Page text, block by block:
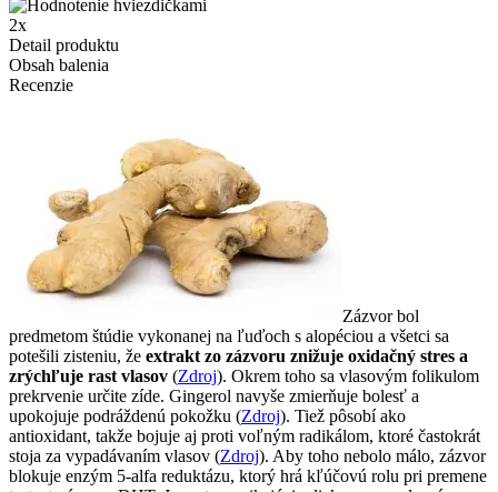
2x
Detail produktu
Obsah balenia
Recenzie
Zázvor bol
predmetom štúdie vykonanej na ľuďoch s alopéciou a všetci sa
potešili zisteniu, že extrakt zo zázvoru znižuje oxidačný stres a
zrýchľuje rast vlasov (Zdroj). Okrem toho sa vlasovým folikulom
prekrvenie určite zíde. Gingerol navyše zmierňuje bolesť a
upokojuje podráždenú pokožku (Zdroj). Tiež pôsobí ako
antioxidant, takže bojuje aj proti voľným radikálom, ktoré častokrát
stoja za vypadávaním vlasov (Zdroj). Aby toho nebolo málo, zázvor
blokuje enzým 5-alfa reduktázu, ktorý hrá kľúčovú rolu pri premene